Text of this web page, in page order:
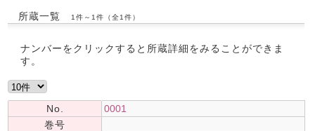
所蔵一覧 1件～1件（全1件）
ナンバーをクリックすると所蔵詳細をみることができま
す。
No.
0001
巻号